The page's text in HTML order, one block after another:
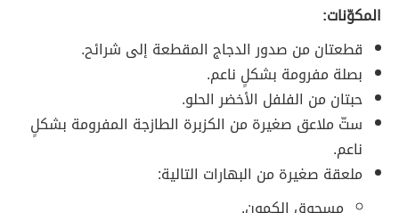
المكوّنات:
قطعتان من صدور الدجاج المقطعة إلى شرائح.
بصلة مفرومة بشكلٍ ناعم.
حبتان من الفلفل الأخضر الحلو.
ستّ ملاعق صغيرة من الكزبرة الطازجة المفرومة بشكلٍ
ناعم.
ملعقة صغيرة من البهارات التالية: